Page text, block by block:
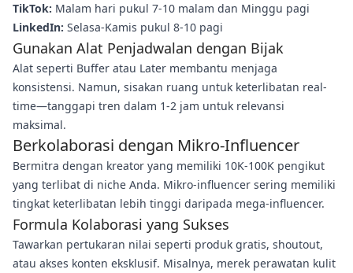
TikTok: Malam hari pukul 7-10 malam dan Minggu pagi
LinkedIn: Selasa-Kamis pukul 8-10 pagi
Gunakan Alat Penjadwalan dengan Bijak
Alat seperti Buffer atau Later membantu menjaga
konsistensi. Namun, sisakan ruang untuk keterlibatan real-
time—tanggapi tren dalam 1-2 jam untuk relevansi
maksimal.
Berkolaborasi dengan Mikro-Influencer
Bermitra dengan kreator yang memiliki 10K-100K pengikut
yang terlibat di niche Anda. Mikro-influencer sering memiliki
tingkat keterlibatan lebih tinggi daripada mega-influencer.
Formula Kolaborasi yang Sukses
Tawarkan pertukaran nilai seperti produk gratis, shoutout,
atau akses konten eksklusif. Misalnya, merek perawatan kulit